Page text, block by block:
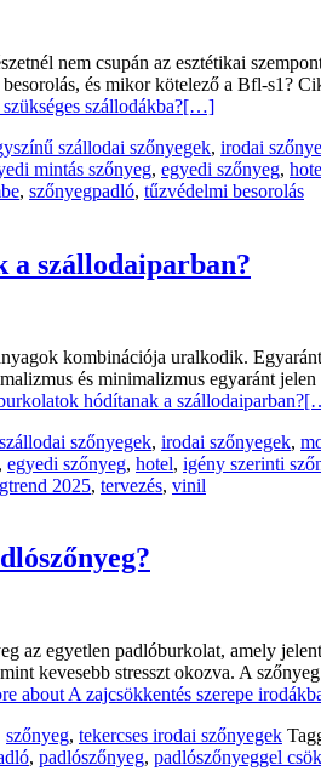
nem csupán az esztétikai
és mikor kötelező a Bfl-s1?
szállodákba?[…]
szállodai szőnyegek, irodai
mintás szőnyeg, egyedi szőnyeg,
, szőnyegpadló, tűzvédelmi besorolás
a szállodaiparban?
kombinációja uralkodik.
és minimalizmus egyaránt
hódítanak a szállodaiparban?
szőnyegek, irodai szőnyegek,
, egyedi szőnyeg, hotel, igény szerinti
2025, tervezés, vinil
egyetlen padlóburkolat, amely
kevesebb stresszt okozva. A
about A zajcsökkentés szerepe
szőnyeg, tekercses irodai szőnyegek
, padlószőnyeg, padlószőnyeggel